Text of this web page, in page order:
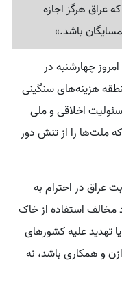
عراق هرگز اجازه
باشد.»
چهارشنبه در
هزینه‌های سنگینی
اخلاقی و ملی
ملت‌ها را از تنش دور
عراق در احترام به
مخالف استفاده از خاک
تهدید علیه کشورهای
و همکاری باشد، نه